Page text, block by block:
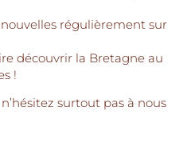
régulièrement sur
découvrir la Bretagne au
!
surtout pas à nous